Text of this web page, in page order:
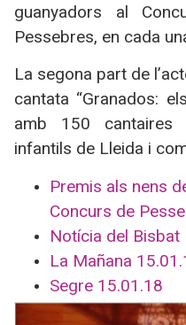
guanyadors al
Pessebres, en cada
La segona part de
cantata “Granados:
amb 150
infantils de Lleida i
Premis als nens
Concurs de
Notícia del Bisbat
La Mañana
Segre 15.01.18